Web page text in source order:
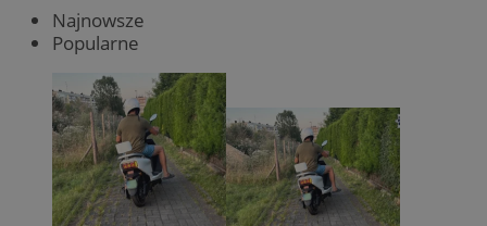
Najnowsze
Popularne